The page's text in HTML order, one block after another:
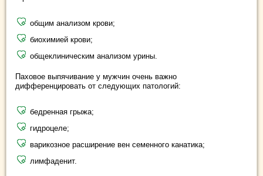
общим анализом крови;
биохимией крови;
общеклиническим анализом урины.
Паховое выпячивание у мужчин очень важно
дифференцировать от следующих патологий:
бедренная грыжа;
гидроцеле;
варикозное расширение вен семенного канатика;
лимфаденит.